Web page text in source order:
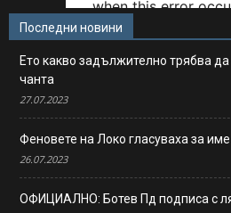
Последни новини
Ето какво задължително трябва
чанта
27.07.2023
Феновете на Локо гласуваха за
26.07.2023
ОФИЦИАЛНО: Ботев Пд подписа с